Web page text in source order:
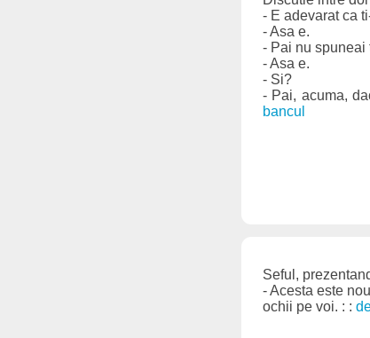
- E adevarat ca
- Asa e.
- Pai nu spuneai
- Asa e.
- Si?
- Pai, acuma,
bancul
Seful,
- Acesta este
ochii pe voi. : :